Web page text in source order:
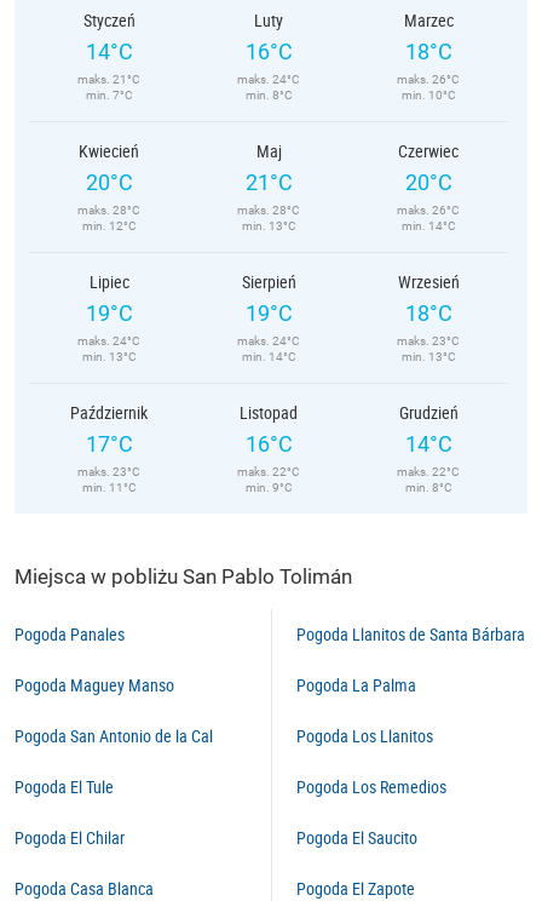
Styczeń
14°C
maks. 21°C
min. 7°C
Luty
16°C
maks. 24°C
min. 8°C
Marzec
18°C
maks. 26°C
min. 10°C
Kwiecień
20°C
maks. 28°C
min. 12°C
Maj
21°C
maks. 28°C
min. 13°C
Czerwiec
20°C
maks. 26°C
min. 14°C
Lipiec
19°C
maks. 24°C
min. 13°C
Sierpień
19°C
maks. 24°C
min. 14°C
Wrzesień
18°C
maks. 23°C
min. 13°C
Październik
17°C
maks. 23°C
min. 11°C
Listopad
16°C
maks. 22°C
min. 9°C
Grudzień
14°C
maks. 22°C
min. 8°C
Miejsca w pobliżu San Pablo Tolimán
Pogoda Panales
Pogoda Maguey Manso
Pogoda San Antonio de la Cal
Pogoda El Tule
Pogoda El Chilar
Pogoda Casa Blanca
Pogoda Llanitos de Santa Bárbara
Pogoda La Palma
Pogoda Los Llanitos
Pogoda Los Remedios
Pogoda El Saucito
Pogoda El Zapote